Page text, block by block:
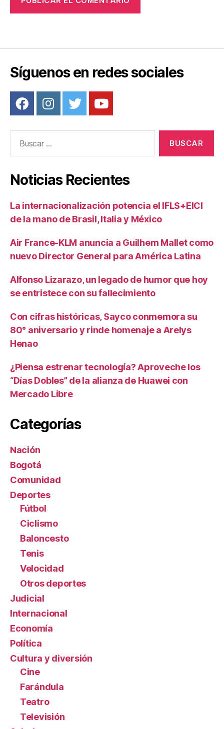
Síguenos en redes sociales
Noticias Recientes
La internacionalización potencia el IFLS+EICI
de la mano de Brasil, Italia y México
Air France-KLM anuncia a Guilhem Mallet como
nuevo Director General para América Latina
Alfonso Lizarazo, un legado de humor que hoy
se entristece con su fallecimiento
Con cifras históricas, Sayco conmemora su
80° aniversario y rinde homenaje a Arelys
Henao
¿Piensa estrenar tecnología? Aproveche los
“Días Dobles” de la alianza de Huawei con
Mercado Libre
Categorías
Nación
Bogotá
Comunidad
Deportes
Fútbol
Ciclismo
Baloncesto
Tenis
Velocidad
Otros deportes
Judicial
Internacional
Economía
Política
Cultura y diversión
Cine
Farándula
Teatro
Televisión